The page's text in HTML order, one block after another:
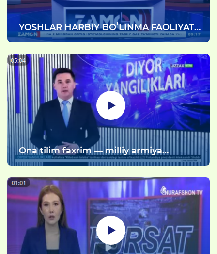
YOSHLAR HARBIY BOʻLINMA FAOLIYATI
BILAN YAQINDAN TANISHTIRILDI
Ona tilim faxrim — milliy armiya
g'ururim